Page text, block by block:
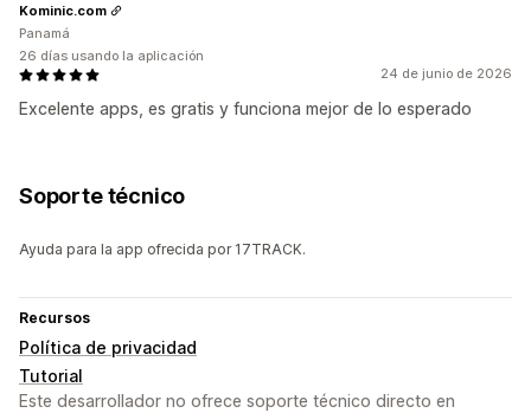
24 de junio de 2026
Excelente apps, es gratis y funciona mejor de lo esperado
Kominic.com
Panamá
26 días usando la aplicación
Soporte técnico
Ayuda para la app ofrecida por 17TRACK.
Recursos
Política de privacidad
Tutorial
Este desarrollador no ofrece soporte técnico directo en